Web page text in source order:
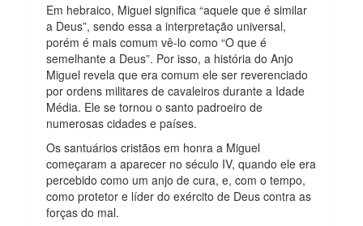
Em hebraico, Miguel significa “aquele que é similar
a Deus”, sendo essa a interpretação universal,
porém é mais comum vê-lo como “O que é
semelhante a Deus”. Por isso, a história do Anjo
Miguel revela que era comum ele ser reverenciado
por ordens militares de cavaleiros durante a Idade
Média. Ele se tornou o santo padroeiro de
numerosas cidades e países.
Os santuários cristãos em honra a Miguel
começaram a aparecer no século IV, quando ele era
percebido como um anjo de cura, e, com o tempo,
como protetor e líder do exército de Deus contra as
forças do mal.